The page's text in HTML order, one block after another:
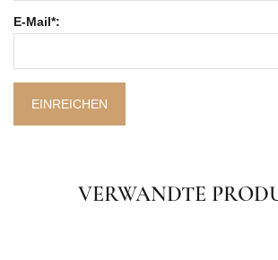
E-Mail*:
EINREICHEN
VERWANDTE